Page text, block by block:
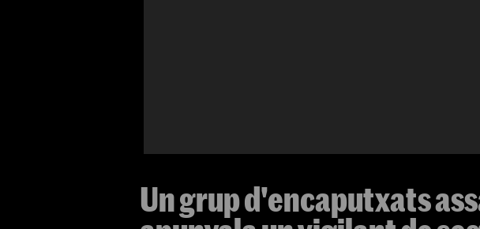
Un grup d'encaputxats